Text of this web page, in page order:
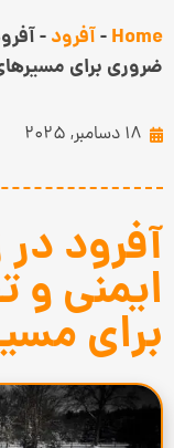
Home
-آفرود-
ضروری برای
18 دسامبر, 2025
آفرود
ایمنی و
برای